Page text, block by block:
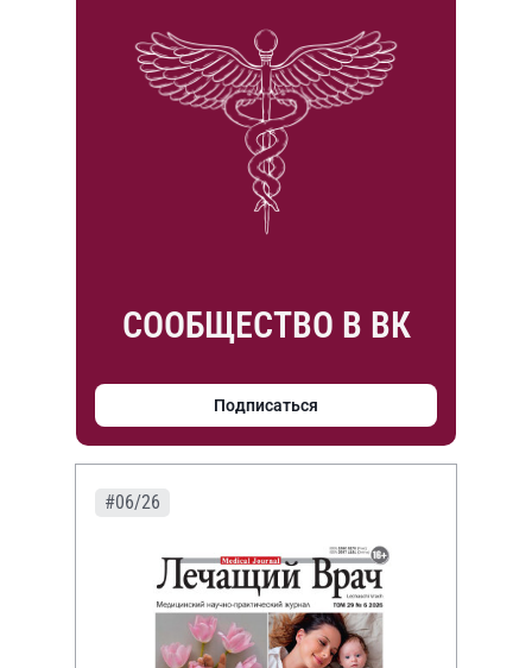
СООБЩЕСТВО В ВК
Подписаться
#06/26